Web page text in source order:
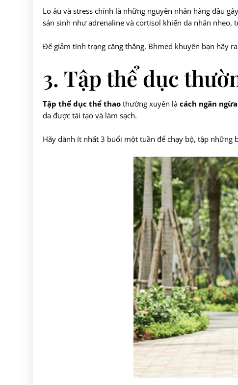
Lo âu và stress chính là những nguyên nhân hàng đầu
sản sinh như adrenaline và cortisol khiến da nhăn nheo,
Để giảm tình trạng căng thẳng, Bhmed khuyên bạn hãy
3. Tập thể dục
Tập thể dục thể thao thường xuyên là cách ngăn
da được tái tạo và làm sạch.
Hãy dành ít nhất 3 buổi một tuần để chạy bộ, tập những